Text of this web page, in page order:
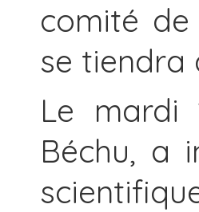
comité
se tiendra
Le mardi
Béchu, a